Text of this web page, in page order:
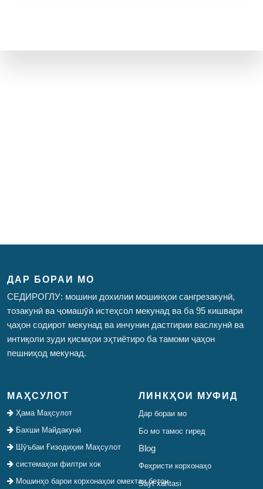
ДАР БОРАИ МО
СЕДИРОГЛУ: мошини дохилии мошинҳои сангрезакунӣ,
тозакунӣ ва ҷомашӯӣ истеҳсол мекунад ва ба 95 кишвари
ҷаҳон содирот мекунад ва инчунин дастгирии васлкунӣ ва
интиқоли зуди қисмҳои эҳтиётиро ба тамоми ҷаҳон
пешниҳод мекунад.
МАҲСУЛОТ
Ҳама Маҳсулот
Бахши Майдакунӣ
Шӯъбаи Ғизодиҳии Маҳсулот
системаҳои филтри хок
Мошинҳо барои корхонаҳои омехтаи бетон
ЛИНКҲОИ МУФИД
Дар бораи мо
Бо мо тамос гиред
Blog
Феҳристи корхонаҳо
Sayt xaritasi